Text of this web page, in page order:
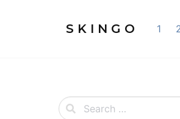
S K I N G O 1